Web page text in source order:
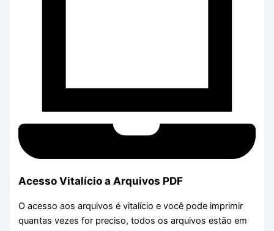
Acesso Vitalício a Arquivos PDF
O acesso aos arquivos é vitalício e você pode imprimir
quantas vezes for preciso, todos os arquivos estão em